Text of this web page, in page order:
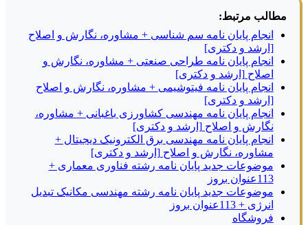
مطالب مرتبط:
انجام پایان نامه سم شناسی + مشاوره، نگارش و اصلاح
[ارشد و دکتری]
انجام پایان نامه طراحی صنعتی + مشاوره، نگارش و
اصلاح [ارشد و دکتری]
انجام پایان نامه فیتوشیمی + مشاوره، نگارش و اصلاح
[ارشد و دکتری]
انجام پایان نامه مهندسی کشاورزی باغبانی + مشاوره،
نگارش و اصلاح [ارشد و دکتری]
انجام پایان نامه مهندسی برق الکترونیک دیجیتال +
مشاوره، نگارش و اصلاح [ارشد و دکتری]
موضوعات جدید پایان نامه رشته فناوری معماری +
113عنوان بروز
موضوعات جدید پایان نامه رشته مهندسی مکانیک تبدیل
انرژی + 113عنوان بروز
فروشگاه